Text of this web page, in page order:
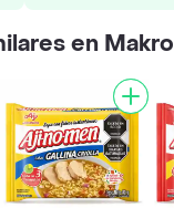
en Makro